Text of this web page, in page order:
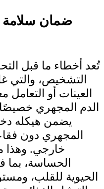
ضمان سلامة
تُعد أخطاء ما قبل
التشخيص، والتي
العينات أو
الدم المجهري
يضمن هيكله
المجهري دون
خارجي. وهذا
الحساسة، بما
الحيوية للقلب،